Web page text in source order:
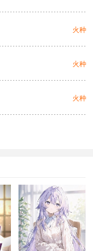
火种
火种
火种